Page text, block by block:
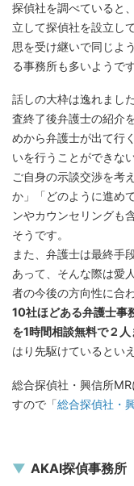
探偵社を調べていると
立して探偵社を設立し
思を受け継いで同じよ
る事務所も多いようです
話しの大枠は逸れまし
査終了後弁護士の紹介
めから弁護士が出て行
いを行うことができな
ご自身の示談交渉を考
か」「どのように進め
ンやカウンセリングも
そうです。
また、弁護士は最終手
あって、そんな際は愛
者の今後の方向性に合
10社ほどある弁護士事
を1時間相談無料で２
はり先駆けているとい
総合探偵社・興信所
すので「総合探偵社・
AKAI探偵事務所